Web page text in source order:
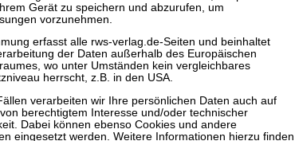
/ Journal of Banking Law and Banking
und Finanzdienstleistungen